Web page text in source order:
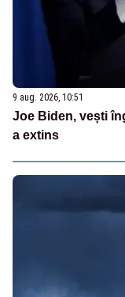
9 aug. 2026, 10:51
Joe Biden, vești
a extins